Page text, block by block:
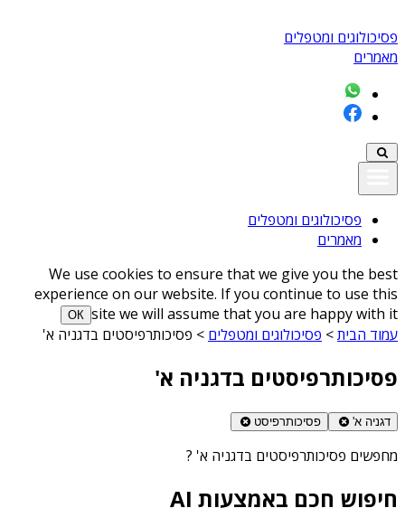
פסיכולוגים ומטפלים
מאמרים
פסיכולוגים ומטפלים
מאמרים
We use cookies to ensure that we give you the best
experience on our website. If you continue to use this
site we will assume that you are happy with it
ОК
עמוד הבית> פסיכולוגים ומטפלים > פסיכותרפיסטים בדגניה א'
פסיכותרפיסטים בדגניה א'
דגניה א' פסיכותרפיסט
מחפשים פסיכותרפיסטים בדגניה א' ?
חיפוש חכם באמצעות AI